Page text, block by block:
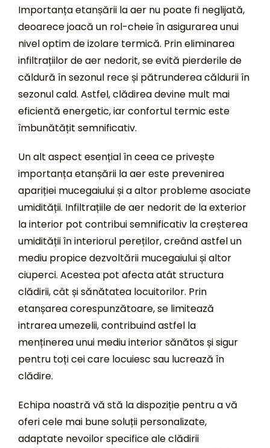
Importanța etanșării la aer nu poate fi neglijată,
deoarece joacă un rol-cheie în asigurarea unui
nivel optim de izolare termică. Prin eliminarea
infiltrațiilor de aer nedorit, se evită pierderile de
căldură în sezonul rece și pătrunderea căldurii în
sezonul cald. Astfel, clădirea devine mult mai
eficientă energetic, iar confortul termic este
îmbunătățit semnificativ.
Un alt aspect esențial în ceea ce privește
importanța etanșării la aer este prevenirea
apariției mucegaiului și a altor probleme asociate
umidității. Infiltrațiile de aer nedorit de la exterior
la interior pot contribui semnificativ la creșterea
umidității în interiorul pereților, creând astfel un
mediu propice dezvoltării mucegaiului și altor
ciuperci. Acestea pot afecta atât structura
clădirii, cât și sănătatea locuitorilor. Prin
etanșarea corespunzătoare, se limitează
intrarea umezelii, contribuind astfel la
menținerea unui mediu interior sănătos și sigur
pentru toți cei care locuiesc sau lucrează în
clădire.
Echipa noastră vă stă la dispoziție pentru a vă
oferi cele mai bune soluții personalizate,
adaptate nevoilor specifice ale clădirii